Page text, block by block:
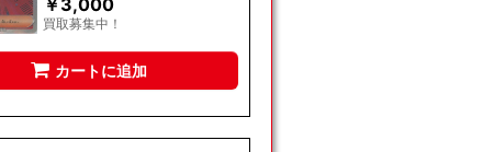
買取募集中！
カートに追加